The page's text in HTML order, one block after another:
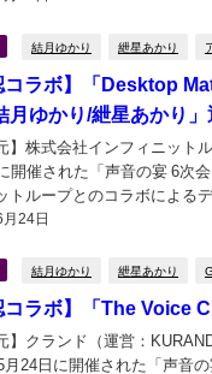
結月ゆかり 紲星あかり
コラボ】「Desktop
月ゆかり/紲星あかり
24日
】株式会社インフィニット
開催された「声音の宴 6次
トループとのコラボによる
Desktop Mate ディスプレイ
結月ゆかり 紲星あかり
コラボ】「The Voice
】クランド（運営：
月24日に開催された「声音